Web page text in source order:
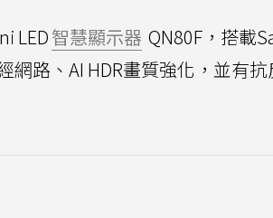
LED智慧顯示器 QN80F，搭載
網路、AI HDR畫質強化，並有